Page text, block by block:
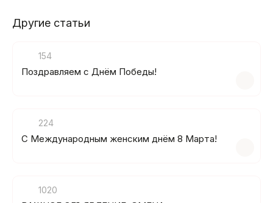
Другие статьи
154
Поздравляем с Днём Победы!
224
C Международным женским днём 8 Марта!
1020